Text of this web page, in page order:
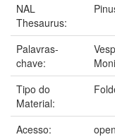
NAL
Thesaurus:
Palavras-
chave:
Tipo do
Material:
Acesso: